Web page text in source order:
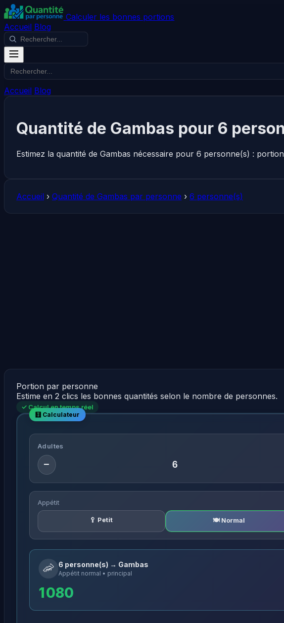
Calculer les bonnes portions
Accueil Blog
Accueil Blog
Quantité de Gambas pour 6
Estimez la quantité de Gambas nécessaire pour 6 personne(s) :
Accueil › Quantité de Gambas par personne › 6 personne(s)
Portion par personne
Estime en 2 clics les bonnes quantités selon le nombre de personnes.
✓ Calcul en temps réel
Adultes
−
Appétit
🥄 Petit 🍽️ Normal
🦐 6 personne(s) → Gambas
Appétit normal • principal
1 080